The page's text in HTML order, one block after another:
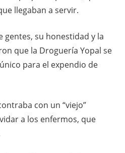
llegaban a servir.
gentes, su honestidad y la
que la Droguería Yopal se
para el expendio de
con un “viejo”
a los enfermos, que